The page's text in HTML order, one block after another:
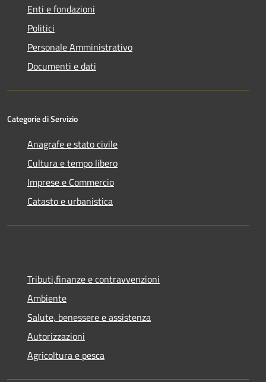
Enti e fondazioni
Politici
Personale Amministrativo
Documenti e dati
Categorie di Servizio
Anagrafe e stato civile
Cultura e tempo libero
Imprese e Commercio
Catasto e urbanistica
Tributi,finanze e contravvenzioni
Ambiente
Salute, benessere e assistenza
Autorizzazioni
Agricoltura e pesca